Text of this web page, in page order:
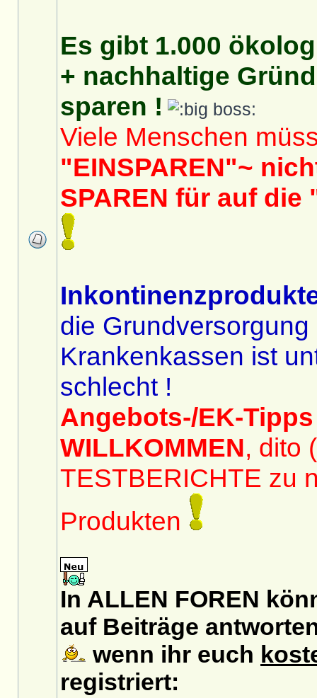
Es gibt 1.000
+ nachhaltige
sparen !
Viele Menschen
"EINSPAREN"~
SPAREN für auf
die Grundversorgung
Krankenkassen ist
schlecht !
Angebots-/EK-Tipps
WILLKOMMEN, dito
TESTBERICHTE zu
Produkten
In ALLEN FOREN
auf Beiträge
wenn ihr euch
registriert: